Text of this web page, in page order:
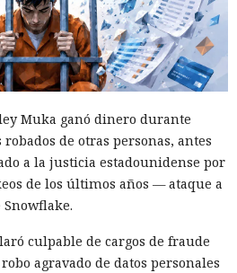
Muka ganó dinero durante
de otras personas, antes
a la justicia estadounidense por
de los últimos años — ataque a
culpable de cargos de fraude
agravado de datos personales